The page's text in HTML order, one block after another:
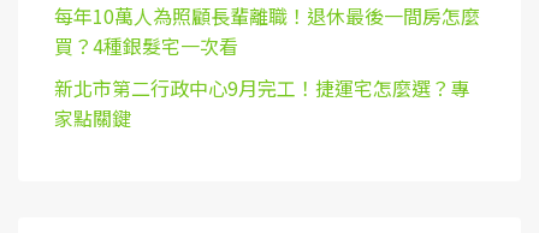
每年10萬人為照顧長輩離職！退休最後一間房怎麼
買？4種銀髮宅一次看
新北市第二行政中心9月完工！捷運宅怎麼選？專
家點關鍵